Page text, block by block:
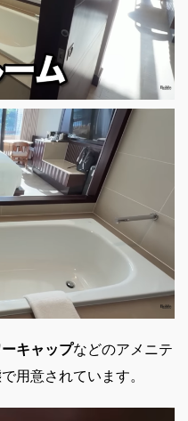
キャップなどのアメニテ
用意されています。